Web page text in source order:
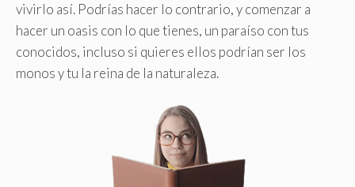
vivirlo así. Podrías hacer lo contrario, y comenzar a
hacer un oasis con lo que tienes, un paraíso con tus
conocidos, incluso si quieres ellos podrían ser los
monos y tu la reina de la naturaleza.